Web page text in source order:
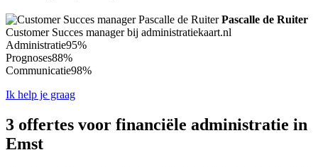
Pascalle de Ruiter
Customer Succes manager bij administratiekaart.nl
Administratie95%
Prognoses88%
Communicatie98%
Ik help je graag
3 offertes voor financiële administratie in
Emst